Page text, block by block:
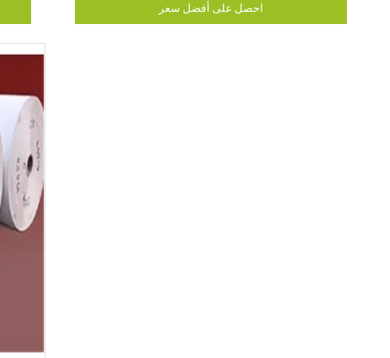
احصل على أفضل سعر